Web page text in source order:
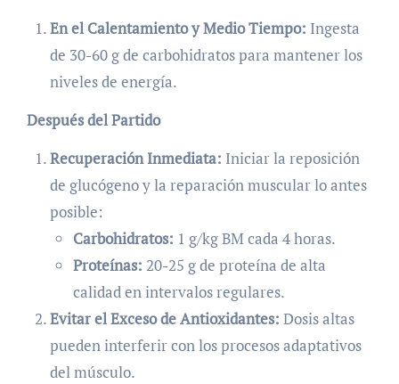
En el Calentamiento y Medio Tiempo: Ingesta
de 30-60 g de carbohidratos para mantener los
niveles de energía.
Después del Partido
Recuperación Inmediata: Iniciar la reposición
de glucógeno y la reparación muscular lo antes
posible:
Carbohidratos: 1 g/kg BM cada 4 horas.
Proteínas: 20-25 g de proteína de alta
calidad en intervalos regulares.
Evitar el Exceso de Antioxidantes: Dosis altas
pueden interferir con los procesos adaptativos
del músculo.